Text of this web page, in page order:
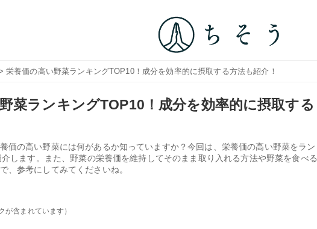
栄養価の高い野菜ランキングTOP10！成分を効率的に摂取する方法も紹介！
菜ランキングTOP10！成分を効率的に摂取する
価の高い野菜には何があるか知っていますか？今回は、栄養価の高い野菜をラン
します。また、野菜の栄養価を維持してそのまま取り入れる方法や野菜を食べる
、参考にしてみてくださいね。
が含まれています）